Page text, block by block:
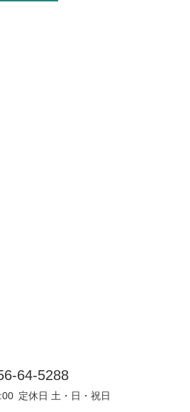
64-5288
定休日 土・日・祝日